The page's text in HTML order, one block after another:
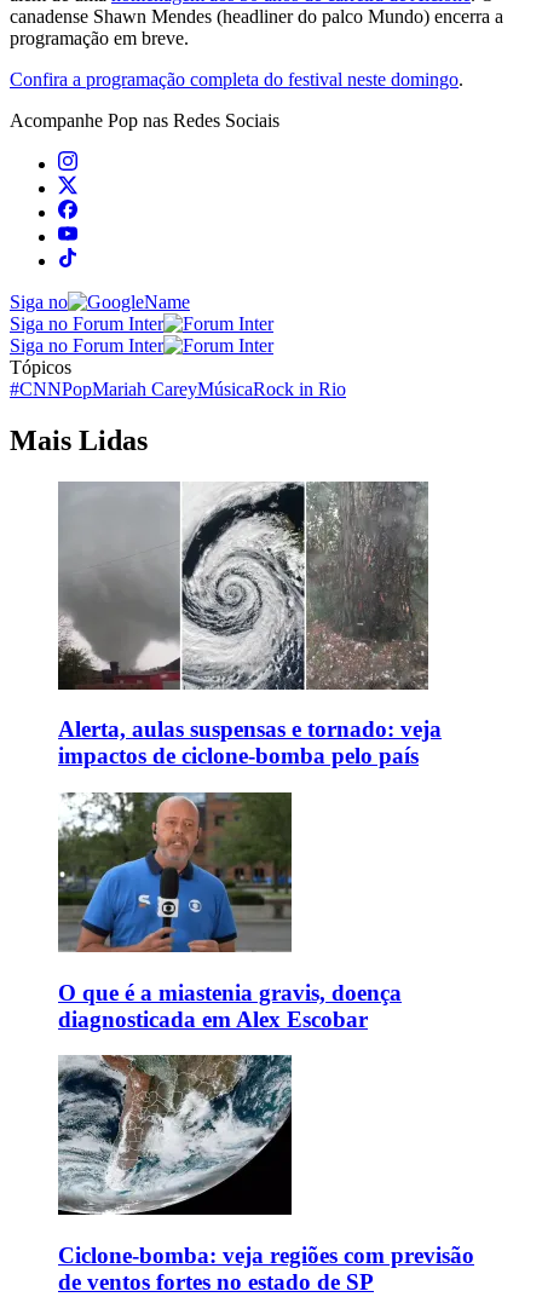
canadense Shawn Mendes (headliner do palco Mundo) encerra a
programação em breve.
Confira a programação completa do festival neste domingo.
Acompanhe Pop nas Redes Sociais
Siga no
Siga no Forum Inter
Siga no Forum Inter
Tópicos
#CNNPopMariah CareyMúsicaRock in Rio
Mais Lidas
Alerta, aulas suspensas e tornado: veja
impactos de ciclone-bomba pelo país
O que é a miastenia gravis, doença
diagnosticada em Alex Escobar
Ciclone-bomba: veja regiões com previsão
de ventos fortes no estado de SP